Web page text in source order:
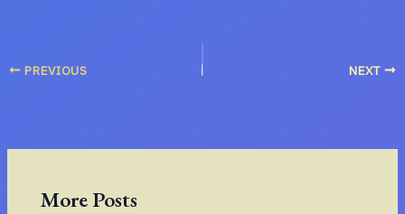
PREVIOUS NEXT
More Posts